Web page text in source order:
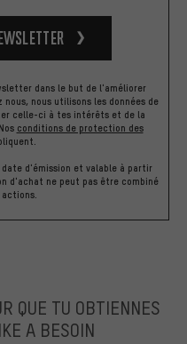
dans le but de l'améliorer
nous utilisons les données de
celle-ci à tes intérêts et de la
Nos conditions de protection des
d'émission et valable à partir
d'achat ne peut pas être combiné
QUE TU OBTIENNES
A BESOIN